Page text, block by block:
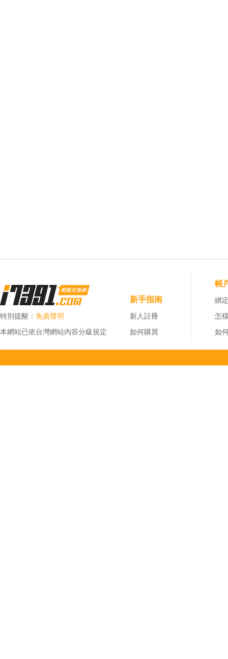
特別提醒： 免責聲明
本網站已依台灣網站內容分級規定
新手指南
新人註冊
如何購買
帳
綁
怎
如